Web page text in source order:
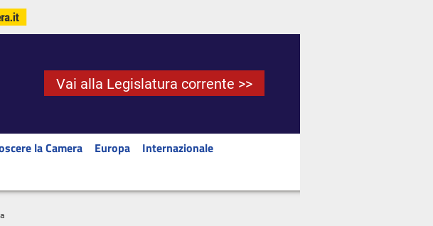
Vai alla Legislatura corrente >>
la Camera Europa
Internazionale